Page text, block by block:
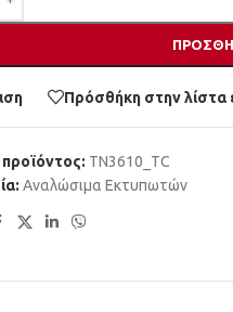
Πρόσθήκη στην λίστα
TN3610_TC
Αναλώσιμα Εκτυπωτών